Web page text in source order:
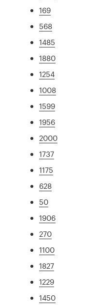
169
568
1485
1880
1254
1008
1599
1956
2000
1737
1175
628
50
1906
270
1100
1827
1229
1450